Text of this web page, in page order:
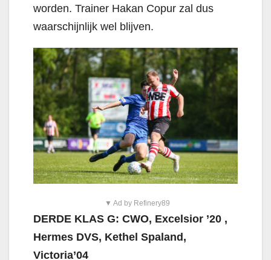
worden. Trainer Hakan Copur zal dus
waarschijnlijk wel blijven.
▼ Ad by Refinery89
DERDE KLAS G: CWO, Excelsior ’20 ,
Hermes DVS, Kethel Spaland,
Victoria’04